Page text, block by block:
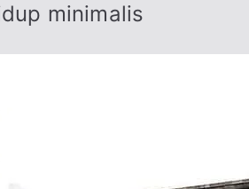
minimalis